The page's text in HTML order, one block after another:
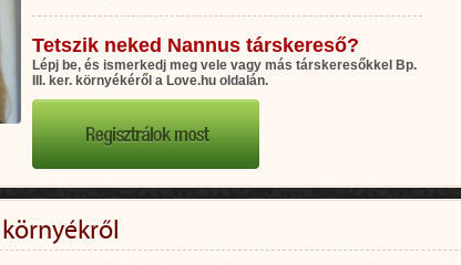
Tetszik neked Nannus társkereső?
Lépj be, és ismerkedj meg vele vagy más társkeresőkkel Bp.
III. ker. környékéről a Love.hu oldalán.